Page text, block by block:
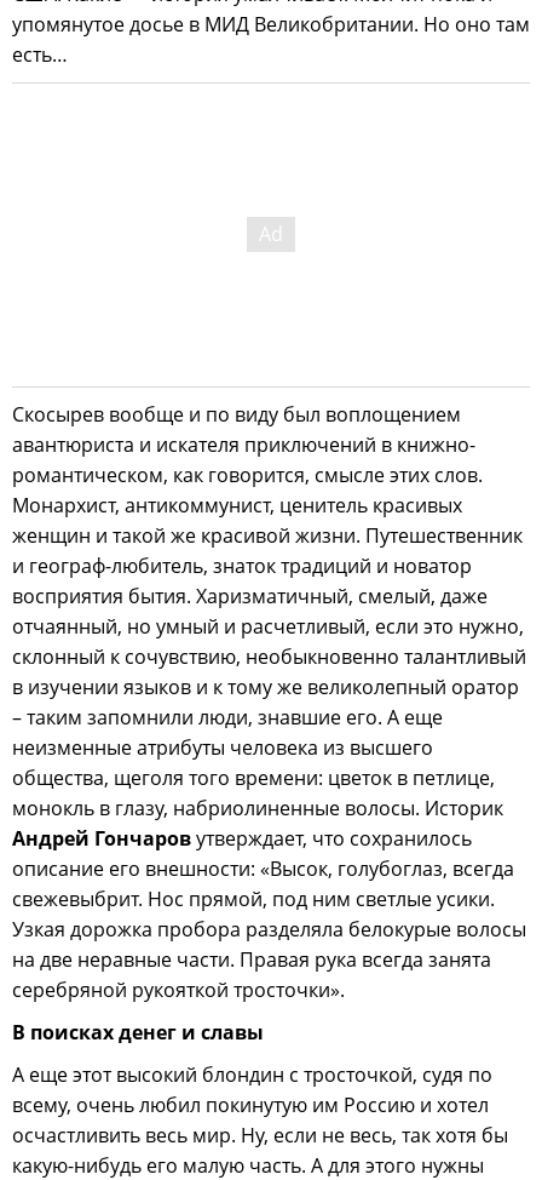
упомянутое досье в МИД Великобритании. Но оно там
есть…
Скосырев вообще и по виду был воплощением
авантюриста и искателя приключений в книжно-
романтическом, как говорится, смысле этих слов.
Монархист, антикоммунист, ценитель красивых
женщин и такой же красивой жизни. Путешественник
и географ-любитель, знаток традиций и новатор
восприятия бытия. Харизматичный, смелый, даже
отчаянный, но умный и расчетливый, если это нужно,
склонный к сочувствию, необыкновенно талантливый
в изучении языков и к тому же великолепный оратор
– таким запомнили люди, знавшие его. А еще
неизменные атрибуты человека из высшего
общества, щеголя того времени: цветок в петлице,
монокль в глазу, набриолиненные волосы. Историк
Андрей Гончаровутверждает, что сохранилось
описание его внешности: «Высок, голубоглаз, всегда
свежевыбрит. Нос прямой, под ним светлые усики.
Узкая дорожка пробора разделяла белокурые волосы
на две неравные части. Правая рука всегда занята
серебряной рукояткой тросточки».
В поисках денег и славы
А еще этот высокий блондин с тросточкой, судя по
всему, очень любил покинутую им Россию и хотел
осчастливить весь мир. Ну, если не весь, так хотя бы
какую-нибудь его малую часть. А для этого нужны